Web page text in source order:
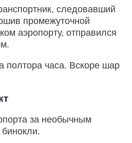
следовавший
промежуточной
аэропорту, отправился
полтора часа. Вскоре шар
за необычным